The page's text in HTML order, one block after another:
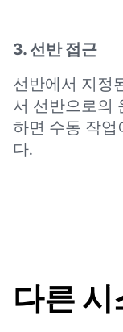
3. 선반 접근
선반에서 지정
서 선반으로의
하면 수동 작업
다.
다른